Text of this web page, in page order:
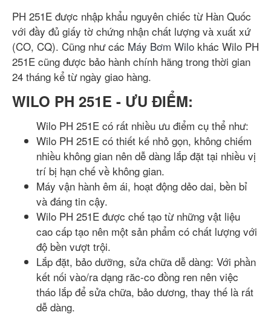
PH 251E được nhập khẩu nguyên chiếc từ Hàn Quốc
với đầy đủ giấy tờ chứng nhận chất lượng và xuất xứ
(CO, CQ). Cũng như các Máy Bơm Wilo khác Wilo PH
251E cũng được bảo hành chính hãng trong thời gian
24 tháng kể từ ngày giao hàng.
WILO PH 251E - ƯU ĐIỂM:
Wilo PH 251E có rất nhiều ưu điểm cụ thể như:
Wilo PH 251E có thiết kế nhỏ gọn, không chiếm
nhiều không gian nên dễ dàng lắp đặt tại nhiều vị
trí bị hạn chế về không gian.
Máy vận hành êm ái, hoạt động dẻo dai, bền bỉ
và đáng tin cậy.
Wilo PH 251E được chế tạo từ những vật liệu
cao cấp tạo nên một sản phẩm có chất lượng với
độ bền vượt trội.
Lắp đặt, bảo dưỡng, sửa chữa dễ dàng: Với phần
kết nối vào/ra dạng răc-co đồng ren nên việc
tháo lắp để sửa chữa, bảo dương, thay thế là rất
dễ dàng.